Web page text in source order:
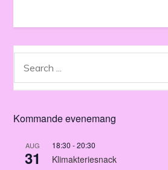
Kommande evenemang
AUG
31
18:30 -20:30
Klimakteriesnack